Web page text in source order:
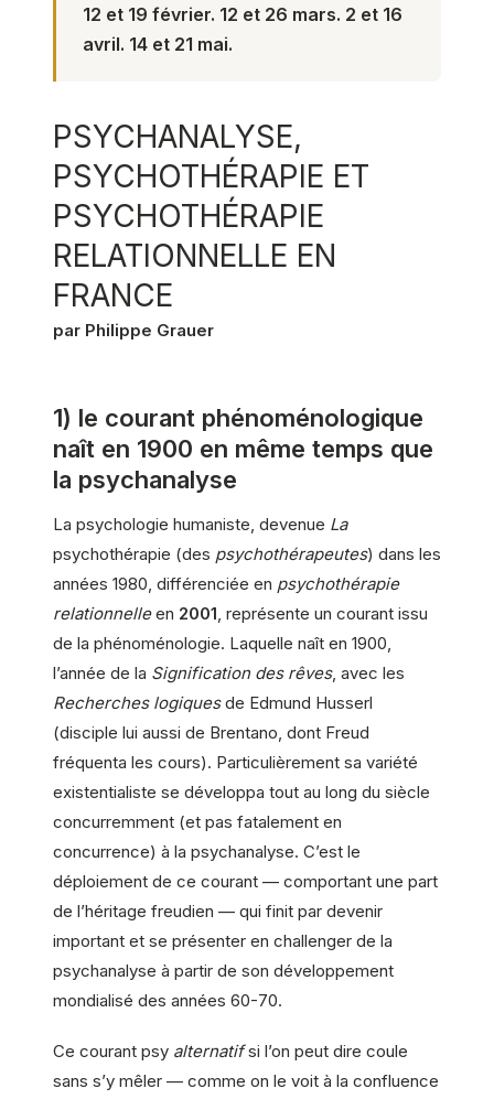
12 et 19 février. 12 et 26 mars. 2 et 16
avril. 14 et 21 mai.
PSYCHANALYSE,
PSYCHOTHÉRAPIE ET
PSYCHOTHÉRAPIE
RELATIONNELLE EN
FRANCE
par Philippe Grauer
1) le courant phénoménologique
naît en 1900 en même temps que
la psychanalyse
La psychologie humaniste, devenue La
psychothérapie (des psychothérapeutes) dans les
années 1980, différenciée en psychothérapie
relationnelleen 2001, représente un courant issu
de la phénoménologie. Laquelle naît en 1900,
l’année de la Signification des rêves, avec les
Recherches logiquesde Edmund Husserl
(disciple lui aussi de Brentano, dont Freud
fréquenta les cours). Particulièrement sa variété
existentialiste se développa tout au long du siècle
concurremment (et pas fatalement en
concurrence) à la psychanalyse. C’est le
déploiement de ce courant — comportant une part
de l’héritage freudien — qui finit par devenir
important et se présenter en challenger de la
psychanalyse à partir de son développement
mondialisé des années 60-70.
Ce courant psy alternatifsi l’on peut dire coule
sans s’y mêler — comme on le voit à la confluence